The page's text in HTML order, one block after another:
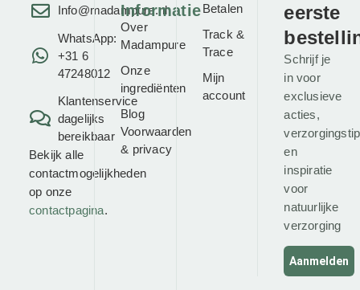
Info@madampure.nl
WhatsApp:
+31 6
47248012
Klantenservice
dagelijks
bereikbaar
Bekijk alle
contactmogelijkheden
op onze
contactpagina.
Informatie
Over
Madampure
Onze
ingrediënten
Blog
Voorwaarden
& privacy
Betalen
Track &
Trace
Mijn
account
eerste
Schrijf je
in voor
exclusieve
acties,
en
inspiratie
voor
natuurlijke
verzorging
Aanmelden